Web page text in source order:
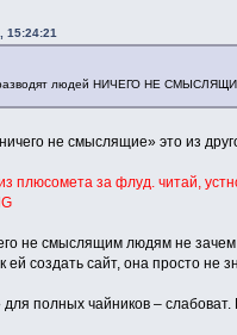
15:24:21
разводят людей НИЧЕГО НЕ
не смыслящие» это из
плюсомета за флуд. читай,
не смыслящим людям не
ей создать сайт, она просто не
для полных чайников –